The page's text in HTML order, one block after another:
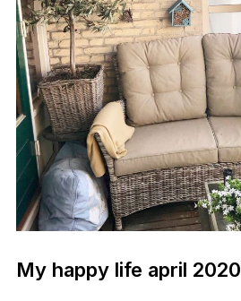
My happy life april 2020